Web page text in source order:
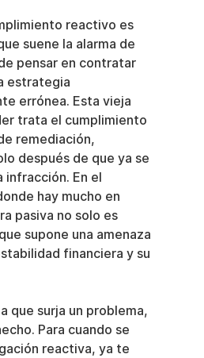
reactivo es
suene la alarma de
pensar en contratar
estrategia
errónea. Esta vieja
trata el cumplimiento
remediación,
después de que ya se
infracción. En el
hay mucho en
pasiva no solo es
supone una amenaza
financiera y su
que surja un problema,
Para cuando se
reactiva, ya te